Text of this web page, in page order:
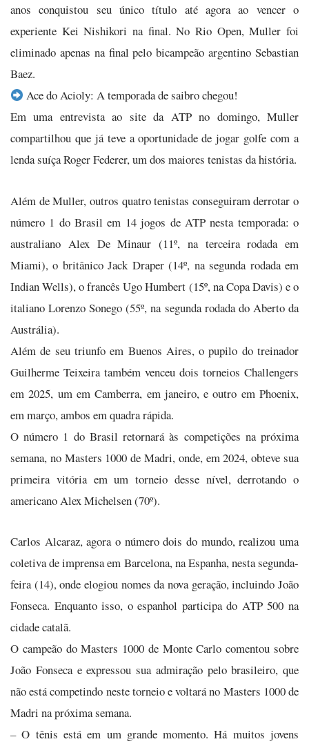
anos conquistou seu único título até agora ao vencer o
experiente Kei Nishikori na final. No Rio Open, Muller foi
eliminado apenas na final pelo bicampeão argentino Sebastian
Baez.
Ace do Acioly: A temporada de saibro chegou!
Em uma entrevista ao site da ATP no domingo, Muller
compartilhou que já teve a oportunidade de jogar golfe com a
lenda suíça Roger Federer, um dos maiores tenistas da história.
Além de Muller, outros quatro tenistas conseguiram derrotar o
número 1 do Brasil em 14 jogos de ATP nesta temporada: o
australiano Alex De Minaur (11º, na terceira rodada em
Miami), o britânico Jack Draper (14º, na segunda rodada em
Indian Wells), o francês Ugo Humbert (15º, na Copa Davis) e o
italiano Lorenzo Sonego (55º, na segunda rodada do Aberto da
Austrália).
Além de seu triunfo em Buenos Aires, o pupilo do treinador
Guilherme Teixeira também venceu dois torneios Challengers
em 2025, um em Camberra, em janeiro, e outro em Phoenix,
em março, ambos em quadra rápida.
O número 1 do Brasil retornará às competições na próxima
semana, no Masters 1000 de Madri, onde, em 2024, obteve sua
primeira vitória em um torneio desse nível, derrotando o
americano Alex Michelsen (70º).
Carlos Alcaraz, agora o número dois do mundo, realizou uma
coletiva de imprensa em Barcelona, na Espanha, nesta segunda-
feira (14), onde elogiou nomes da nova geração, incluindo João
Fonseca. Enquanto isso, o espanhol participa do ATP 500 na
cidade catalã.
O campeão do Masters 1000 de Monte Carlo comentou sobre
João Fonseca e expressou sua admiração pelo brasileiro, que
não está competindo neste torneio e voltará no Masters 1000 de
Madri na próxima semana.
– O tênis está em um grande momento. Há muitos jovens